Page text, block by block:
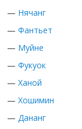
— Нячанг
— Фантьет
— Муйне
— Фукуок
— Ханой
— Хошимин
— Дананг